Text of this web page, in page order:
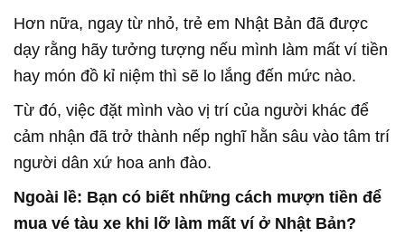
Hơn nữa, ngay từ nhỏ, trẻ em Nhật Bản đã được
dạy rằng hãy tưởng tượng nếu mình làm mất ví tiền
hay món đồ kỉ niệm thì sẽ lo lắng đến mức nào.
Từ đó, việc đặt mình vào vị trí của người khác để
cảm nhận đã trở thành nếp nghĩ hằn sâu vào tâm trí
người dân xứ hoa anh đào.
Ngoài lề: Bạn có biết những cách mượn tiền để
mua vé tàu xe khi lỡ làm mất ví ở Nhật Bản?